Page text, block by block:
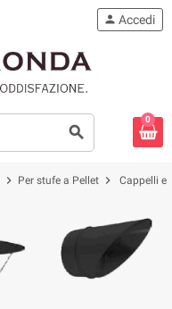
search
person Accedi
0
chevron_right Per stufe a Pellet chevron_right Cappelli e